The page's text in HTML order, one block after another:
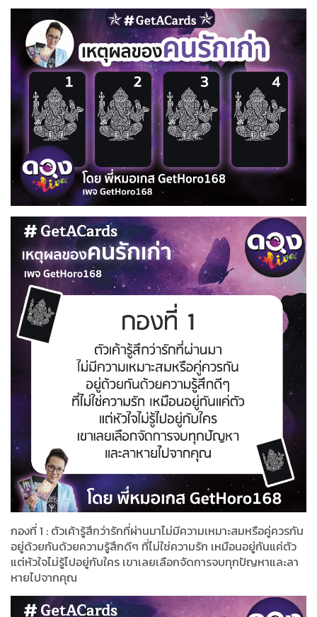
กองที่ 1 : ตัวเค้ารู้สึก​ว่ารักที่ผ่านมาไม่มีความเหมาะสม​หรือคู่ควรกัน
อยู่​ด้วยกันด้วยความรู้สึก​ดีๆ ที่​ไม่​ใช่ความรัก เหมือน​อยู่​กันแค่ตัว
แต่หัวใจไม่รู้​ไปอยู่กับใคร เขาเลยเลือกจัดการจบทุกปัญหา​และลา
หายไปจากคุณ​